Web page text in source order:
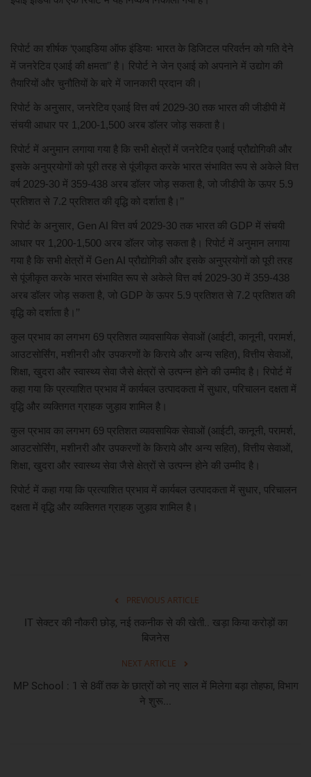
मनोरंजन
लाइफ स्टाइल
स्वास्थ्य
रिपोर्ट का शीर्षक ‘एआइडिया ऑफ इंडियाः भारत के डिजिटल परिवर्तन को गति देने
में जनरेटिव एआई की क्षमता’’ है। रिपोर्ट ने जेन एआई को अपनाने में उद्योग की
तैयारियों और चुनौतियों के बारे में जानकारी प्रदान की।
रिपोर्ट के अनुसार, जनरेटिव एआई वित्त वर्ष 2029-30 तक भारत की जीडीपी में
संचयी आधार पर 1,200-1,500 अरब डॉलर जोड़ सकता है।
रिपोर्ट में अनुमान लगाया गया है कि सभी क्षेत्रों में जनरेटिव एआई प्रौद्योगिकी और
इसके अनुप्रयोगों को पूरी तरह से पूंजीकृत करके भारत संभावित रूप से अकेले वित्त
वर्ष 2029-30 में 359-438 अरब डॉलर जोड़ सकता है, जो जीडीपी के ऊपर 5.9
प्रतिशत से 7.2 प्रतिशत की वृद्धि को दर्शाता है।’’
रिपोर्ट के अनुसार, Gen AI वित्त वर्ष 2029-30 तक भारत की GDP में संचयी
आधार पर 1,200-1,500 अरब डॉलर जोड़ सकता है। रिपोर्ट में अनुमान लगाया
गया है कि सभी क्षेत्रों में Gen AI प्रौद्योगिकी और इसके अनुप्रयोगों को पूरी तरह
से पूंजीकृत करके भारत संभावित रूप से अकेले वित्त वर्ष 2029-30 में 359-438
अरब डॉलर जोड़ सकता है, जो GDP के ऊपर 5.9 प्रतिशत से 7.2 प्रतिशत की
वृद्धि को दर्शाता है।’’
कुल प्रभाव का लगभग 69 प्रतिशत व्यावसायिक सेवाओं (आईटी, कानूनी, परामर्श,
आउटसोर्सिंग, मशीनरी और उपकरणों के किराये और अन्य सहित), वित्तीय सेवाओं,
शिक्षा, खुदरा और स्वास्थ्य सेवा जैसे क्षेत्रों से उत्पन्न होने की उम्मीद है। रिपोर्ट में
कहा गया कि प्रत्याशित प्रभाव में कार्यबल उत्पादकता में सुधार, परिचालन दक्षता में
वृद्धि और व्यक्तिगत ग्राहक जुड़ाव शामिल है।
कुल प्रभाव का लगभग 69 प्रतिशत व्यावसायिक सेवाओं (आईटी, कानूनी, परामर्श,
आउटसोर्सिंग, मशीनरी और उपकरणों के किराये और अन्य सहित), वित्तीय सेवाओं,
शिक्षा, खुदरा और स्वास्थ्य सेवा जैसे क्षेत्रों से उत्पन्न होने की उम्मीद है।
रिपोर्ट में कहा गया कि प्रत्याशित प्रभाव में कार्यबल उत्पादकता में सुधार, परिचालन
दक्षता में वृद्धि और व्यक्तिगत ग्राहक जुड़ाव शामिल है।
PREVIOUS ARTICLE
IT सेक्टर की नौकरी छोड़, नई तकनीक से की खेती.. खड़ा किया करोड़ों का
बिजनेस
NEXT ARTICLE
MP School : 1 से 8वीं तक के छात्रों को नए साल में मिलेगा बड़ा तोहफा, विभाग
ने शुरू...